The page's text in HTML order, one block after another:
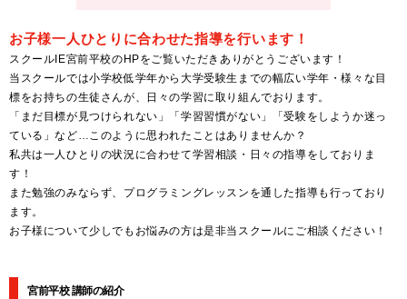
お子様一人ひとりに合わせた指導を行います！
スクールIE宮前平校のHPをご覧いただきありがとうございます！
当スクールでは小学校低学年から大学受験生までの幅広い学年・様々な目
標をお持ちの生徒さんが、日々の学習に取り組んでおります。
「まだ目標が見つけられない」「学習習慣がない」「受験をしようか迷っ
ている」など…このように思われたことはありませんか？
私共は一人ひとりの状況に合わせて学習相談・日々の指導をしておりま
す！
また勉強のみならず、プログラミングレッスンを通した指導も行っており
ます。
お子様について少しでもお悩みの方は是非当スクールにご相談ください！
宮前平校 講師の紹介